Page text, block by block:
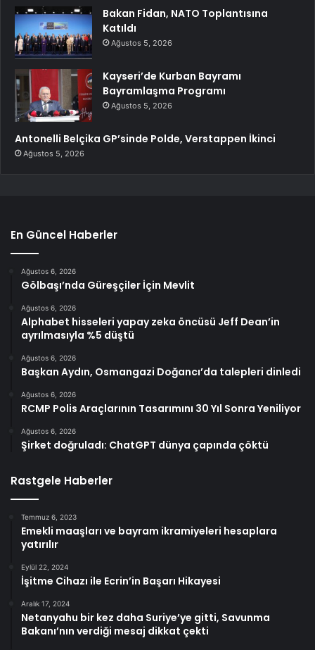
Bakan Fidan, NATO Toplantısına
Katıldı
Ağustos 5, 2026
Kayseri’de Kurban Bayramı
Bayramlaşma Programı
Ağustos 5, 2026
Antonelli Belçika GP’sinde Polde, Verstappen İkinci
Ağustos 5, 2026
En Güncel Haberler
Ağustos 6, 2026
Gölbaşı’nda Güreşçiler İçin Mevlit
Ağustos 6, 2026
Alphabet hisseleri yapay zeka öncüsü Jeff Dean’in
ayrılmasıyla %5 düştü
Ağustos 6, 2026
Başkan Aydın, Osmangazi Doğancı’da talepleri dinledi
Ağustos 6, 2026
RCMP Polis Araçlarının Tasarımını 30 Yıl Sonra Yeniliyor
Ağustos 6, 2026
Şirket doğruladı: ChatGPT dünya çapında çöktü
Rastgele Haberler
Temmuz 6, 2023
Emekli maaşları ve bayram ikramiyeleri hesaplara
yatırılır
Eylül 22, 2024
İşitme Cihazı ile Ecrin’in Başarı Hikayesi
Aralık 17, 2024
Netanyahu bir kez daha Suriye’ye gitti, Savunma
Bakanı’nın verdiği mesaj dikkat çekti